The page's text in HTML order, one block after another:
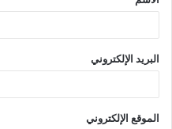
البريد الإلكتروني
الموقع الإلكتروني